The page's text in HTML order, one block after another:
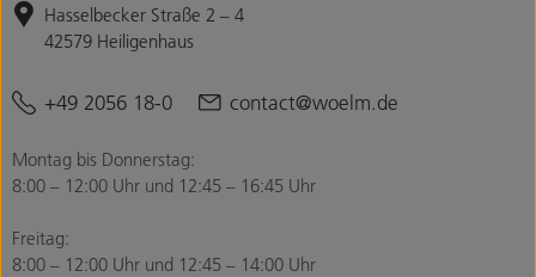
Hasselbecker Straße 2 – 4
42579 Heiligenhaus
+49 2056 18-0 contact@woelm.de
Montag bis Donnerstag:
8:00 – 12:00 Uhr und 12:45 – 16:45 Uhr
Freitag:
8:00 – 12:00 Uhr und 12:45 – 14:00 Uhr